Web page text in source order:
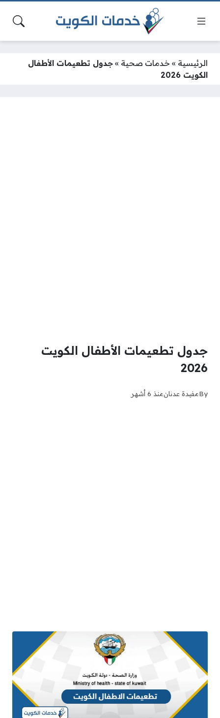
الرئيسية » خدمات صحية » جدول تطعيمات الأطفال
الكويت 2026
جدول تطعيمات الأطفال الكويت
2026
Byمفيدة عدنانمنذ 6 أشهر